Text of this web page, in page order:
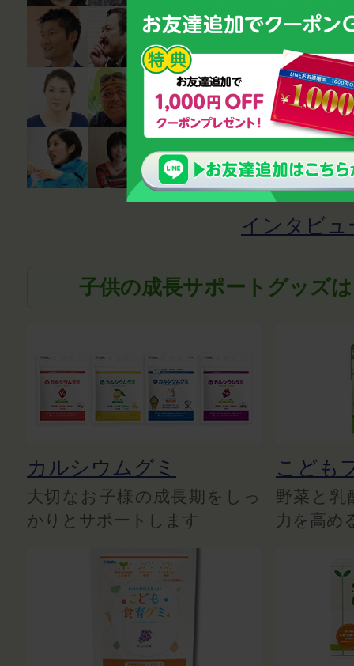
インタビュ
子供の成長サポートグッズ
カルシウムグミ
大切なお子様の成長期をしっ
かりとサポートします
こども
野菜と乳
力を高め